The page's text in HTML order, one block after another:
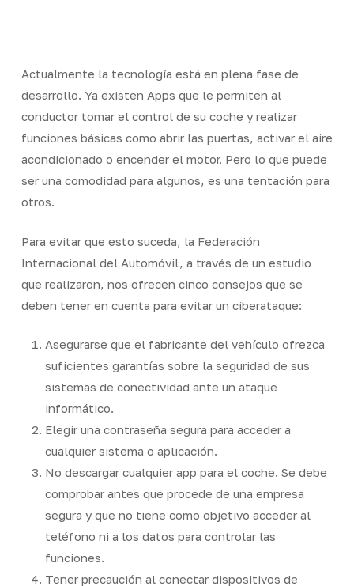
contentActualmente la tecnología está en plena fase de
desarrollo. Ya existen Apps que le permiten al
conductor tomar el control de su coche y realizar
funciones básicas como abrir las puertas, activar el aire
acondicionado o encender el motor. Pero lo que puede
ser una comodidad para algunos, es una tentación para
otros.
Para evitar que esto suceda, la Federación
Internacional del Automóvil, a través de un estudio
que realizaron, nos ofrecen cinco consejos que se
deben tener en cuenta para evitar un ciberataque:
Asegurarse que el fabricante del vehículo ofrezca
suficientes garantías sobre la seguridad de sus
sistemas de conectividad ante un ataque
informático.
Elegir una contraseña segura para acceder a
cualquier sistema o aplicación.
No descargar cualquier app para el coche. Se debe
comprobar antes que procede de una empresa
segura y que no tiene como objetivo acceder al
teléfono ni a los datos para controlar las
funciones.
Tener precaución al conectar dispositivos de